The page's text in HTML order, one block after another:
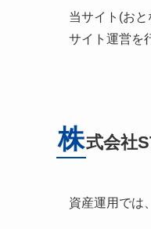
当サイト(お
サイト運営を
株式会社
資産運用では